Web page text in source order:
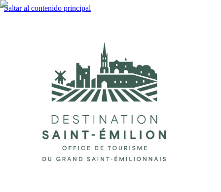
Saltar al contenido principal